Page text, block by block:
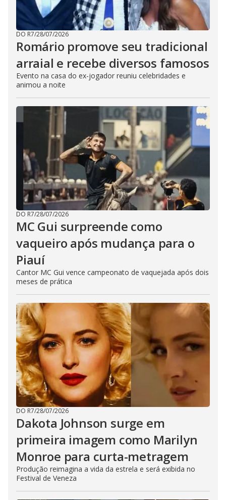
DO R7/28/07/2026
Romário promove seu tradicional
arraial e recebe diversos famosos
Evento na casa do ex-jogador reuniu celebridades e
animou a noite
DO R7/28/07/2026
MC Gui surpreende como
vaqueiro após mudança para o
Piauí
Cantor MC Gui vence campeonato de vaquejada após dois
meses de prática
DO R7/28/07/2026
Dakota Johnson surge em
primeira imagem como Marilyn
Monroe para curta-metragem
Produção reimagina a vida da estrela e será exibida no
Festival de Veneza